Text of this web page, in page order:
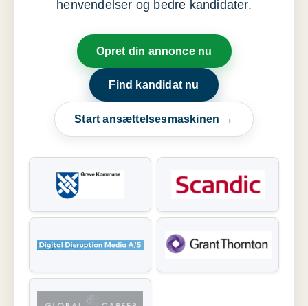
henvendelser og bedre kandidater.
Opret din annonce nu
Find kandidat nu
Start ansættelsesmaskinen →